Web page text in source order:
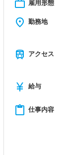
work_outline 雇用形態
place 勤務地
train アクセス
currency_yen 給与
content_paste 仕事内容